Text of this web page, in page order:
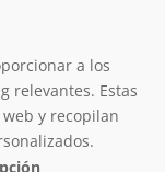
a los
relevantes. Estas
y recopilan